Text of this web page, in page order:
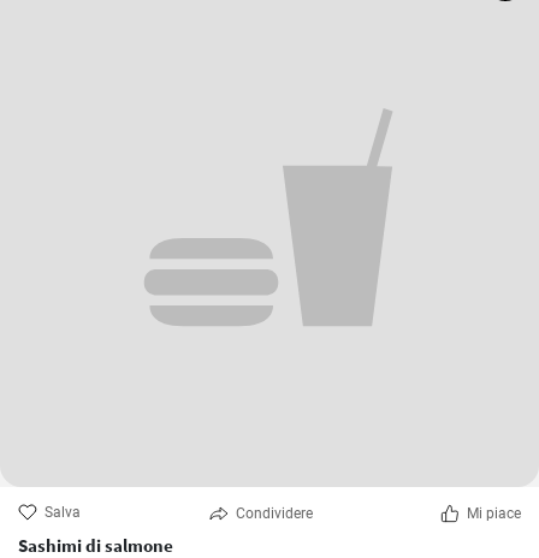
Salva Condividere Mi piace
Sashimi di salmone